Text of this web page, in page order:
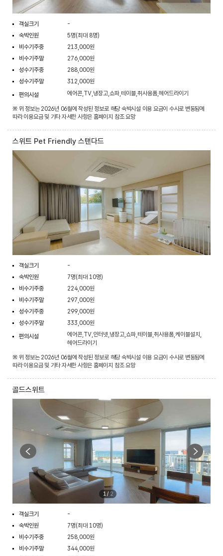
객실크기
-
숙박인원
5명(최대 8명)
비수기주중
213,000원
비수기주말
276,000원
성수기주중
288,000원
성수기주말
312,000원
편의시설
에어콘,TV,냉장고,쇼파,테이블,취사용품,헤어드라이기
※ 위 정보는 2026년 06월에 작성된 정보로 해당 숙박시설 이용 요금이 수시로 변동됨에
따라 이용요금 및 기타 자세한 사항은 홈페이지 참조 요망
스위트 Pet Friendly 스탠다드
객실크기
-
숙박인원
7명(최대 10명)
비수기주중
224,000원
비수기주말
297,000원
성수기주중
299,000원
성수기주말
333,000원
편의시설
에어콘,TV,인터넷,냉장고,쇼파,테이블,취사용품,케이블설치,
헤어드라이기
※ 위 정보는 2026년 06월에 작성된 정보로 해당 숙박시설 이용 요금이 수시로 변동됨에
따라 이용요금 및 기타 자세한 사항은 홈페이지 참조 요망
골드스위트
1 / 2
객실크기
-
숙박인원
7명(최대 10명)
비수기주중
258,000원
비수기주말
344,000원